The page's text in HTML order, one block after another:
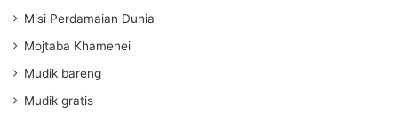
Misi Perdamaian Dunia
Mojtaba Khamenei
Mudik bareng
Mudik gratis